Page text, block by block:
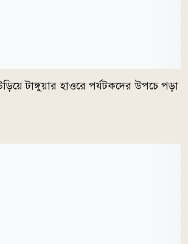
টাঙ্গুয়ার হাওরে পর্যটকদের উপচে পড়া